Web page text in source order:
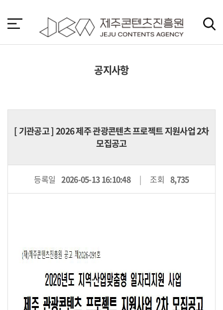
바
가
공지사항
[기관공고] 2026 제주 관광콘텐츠 프로젝트 지원사업 2차
모집공고
등록일 2026-05-13 16:10:48 조회 8,735